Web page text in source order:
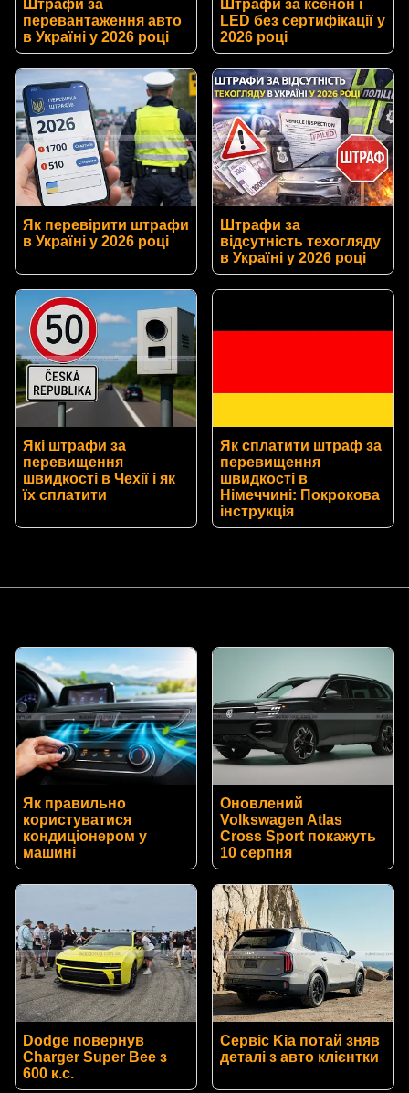
Штрафи за
перевантаження авто
в Україні у 2026 році
Штрафи за ксенон і
LED без сертифікації у
2026 році
Як перевірити штрафи
в Україні у 2026 році
Штрафи за
відсутність техогляду
в Україні у 2026 році
Які штрафи за
перевищення
швидкості в Чехії і як
їх сплатити
Як сплатити штраф за
перевищення
швидкості в
Німеччині: Покрокова
інструкція
Як правильно
користуватися
кондиціонером у
машині
Оновлений
Volkswagen Atlas
Cross Sport покажуть
10 серпня
Dodge повернув
Charger Super Bee з
600 к.с.
Сервіс Kia потай зняв
деталі з авто клієнтки